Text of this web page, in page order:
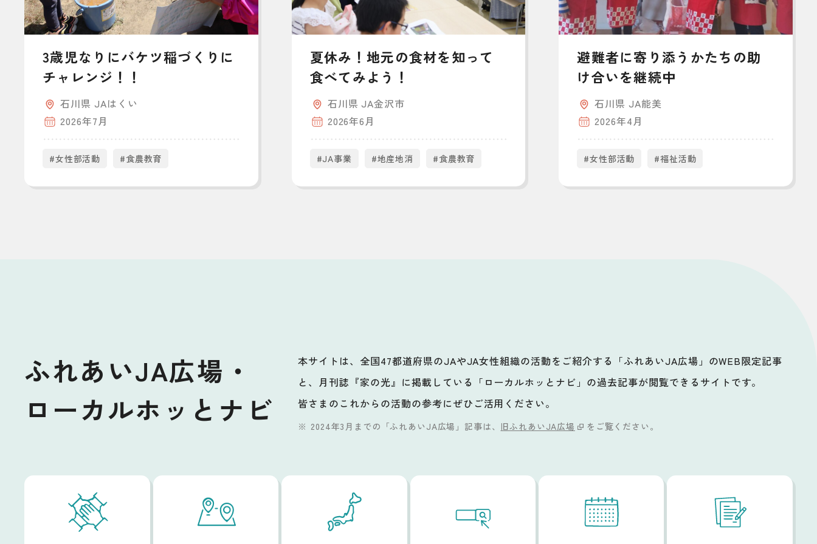
3歳児なりにバケツ稲づくりに
チャレンジ！！
石川県 JAはくい
2026年7月
#女性部活動 #食農教育
夏休み！地元の食材を知って
食べてみよう！
石川県 JA金沢市
2026年6月
#JA事業 #地産地消 #食農教育
避難者に寄り添うかたちの助
け合いを継続中
石川県 JA能美
2026年4月
#女性部活動 #福祉活動
ふれあいJA広場・
ローカルホッとナビ
本サイトは、全国47都道府県のJAやJA女性組織の活動をご紹介する「ふれあいJA広場」のWEB限定記事
と、月刊誌『家の光』に掲載している「ローカルホッとナビ」の過去記事が閲覧できるサイトです。
皆さまのこれからの活動の参考にぜひご活用ください。
2024年3月までの「ふれあいJA広場」記事は、 旧ふれあいJA広場 をご覧ください。